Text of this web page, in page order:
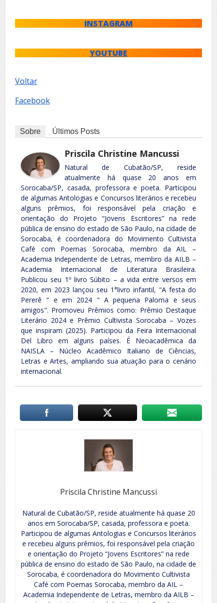
INSTAGRAM
YOUTUBE
Voltar
Facebook
Sobre Últimos Posts
Priscila Christine Mancussi
Natural de Cubatão/SP, reside
atualmente há quase 20 anos em
Sorocaba/SP, casada, professora e poeta. Participou
de algumas Antologias e Concursos literários e recebeu
alguns prêmios, foi responsável pela criação e
orientação do Projeto “Jovens Escritores” na rede
pública de ensino do estado de São Paulo, na cidade de
Sorocaba, é coordenadora do Movimento Cultivista
Café com Poemas Sorocaba, membro da AIL –
Academia Independente de Letras, membro da AILB –
Academia Internacional de Literatura Brasileira.
Publicou seu 1º livro Súbito – a vida entre versos em
2020, em 2023 lançou seu 1°livro infantil, "A festa do
Pererê " e em 2024 " A pequena Paloma e seus
amigos". Promoveu Prêmios como: Prêmio Destaque
Literário 2024 e Prêmio Cultivista Sorocaba – Vozes
que inspiram (2025). Participou da Feira Internacional
Del Libro em alguns países. É Neoacadêmica da
NAISLA – Núcleo Acadêmico Italiano de Ciências,
Letras e Artes, ampliando sua atuação para o cenário
internacional.
Priscila Christine Mancussi
Natural de Cubatão/SP, reside atualmente há quase 20
anos em Sorocaba/SP, casada, professora e poeta.
Participou de algumas Antologias e Concursos literários
e recebeu alguns prêmios, foi responsável pela criação
e orientação do Projeto “Jovens Escritores” na rede
pública de ensino do estado de São Paulo, na cidade de
Sorocaba, é coordenadora do Movimento Cultivista
Café com Poemas Sorocaba, membro da AIL –
Academia Independente de Letras, membro da AILB –